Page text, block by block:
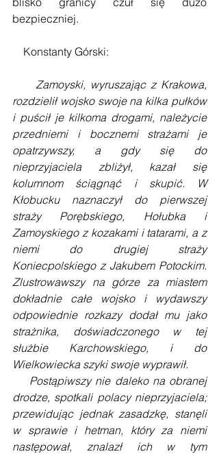
bezpieczniej.
    Konstanty Górski:
Zamoyski, wyruszając z Krakowa,
rozdzielił wojsko swoje na kilka pułków
i puścił je kilkoma drogami, należycie
przedniemi i bocznemi strażami je
opatrzywszy, a gdy się do
nieprzyjaciela zbliżył, kazał się
kolumnom ściągnąć i skupić. W
Kłobucku naznaczył do pierwszej
straży Porębskiego, Hołubka i
Zamoyskiego z kozakami i tatarami, a z
niemi do drugiej straży
Koniecpolskiego z Jakubem Potockim.
Zlustrowawszy na górze za miastem
dokładnie całe wojsko i wydawszy
odpowiednie rozkazy dodał mu jako
strażnika, doświadczonego w tej
służbie Karchowskiego, i do
Wielkowiecka szyki swoje wyprawił.
drodze, spotkali polacy nieprzyjaciela;
przewidując jednak zasadzkę, stanęli
w sprawie i hetman, który za niemi
następował, znalazł ich w tym